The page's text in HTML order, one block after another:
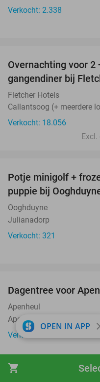
shopping_cart
Verkocht: 2.338
Overnachting voor
gangendiner bij
Fletcher Hotels
Callantsoog (+ meerdere
Verkocht: 18.056
Potje minigolf +
puppie bij
Ooghduyne
Julianadorp
Verkocht: 321
Dagentree voor
Apenheul
Apeldoorn
Verkocht: 32.946
OPEN IN APP